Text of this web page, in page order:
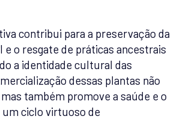
contribui para a preservação da
e o resgate de práticas ancestrais
a identidade cultural das
dessas plantas não
também promove a saúde e o
ciclo virtuoso de